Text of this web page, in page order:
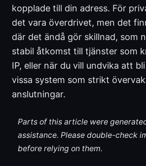
kopplade till din adress. För
det vara överdrivet, men det
där det ändå gör skillnad, som
stabil åtkomst till tjänster som
IP, eller när du vill undvika att
vissa system som strikt
anslutningar.
Parts of this article were
assistance. Please double-check
before relying on them.